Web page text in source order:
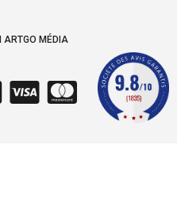
MÉDIA